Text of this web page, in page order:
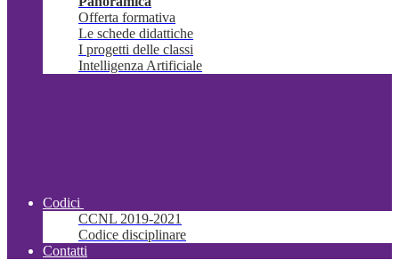
Offerta formativa
Le schede didattiche
I progetti delle classi
Intelligenza Artificiale
Codici
CCNL 2019-2021
Codice disciplinare
Contatti